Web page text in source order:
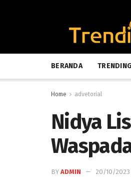
BERANDA TRENDING
Home advetorial
Nidya
BY ADMIN 20/10/2023